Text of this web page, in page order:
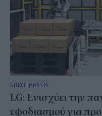
ΕΠΙΧΕΙΡΗΣΕΙΣ
LG: Ενισχύει την
εφοδιασμού για